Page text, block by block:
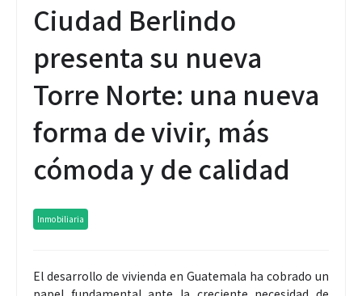
Ciudad Berlindo
presenta su nueva
Torre Norte: una nueva
forma de vivir, más
cómoda y de calidad
Inmobiliaria
El desarrollo de vivienda en Guatemala ha cobrado un